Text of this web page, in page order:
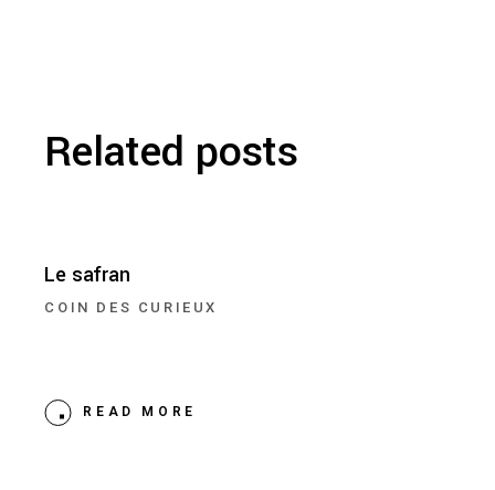
Related posts
Le safran
COIN DES CURIEUX
READ MORE